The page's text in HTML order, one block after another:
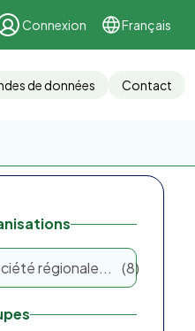
Connexion Français
de données Contact
régionale... 8